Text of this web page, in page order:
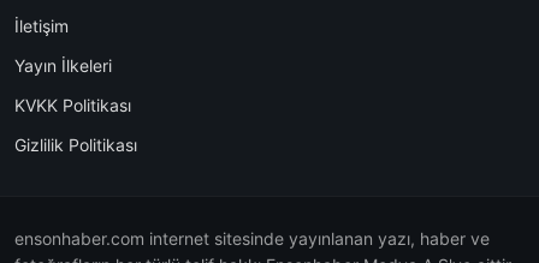
İletişim
Yayın İlkeleri
KVKK Politikası
Gizlilik Politikası
ensonhaber.com internet sitesinde yayınlanan yazı, haber ve